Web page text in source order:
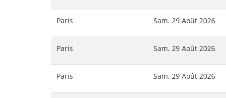
Paris Sam. 29 Août 2026
Paris Sam. 29 Août 2026
Paris Sam. 29 Août 2026